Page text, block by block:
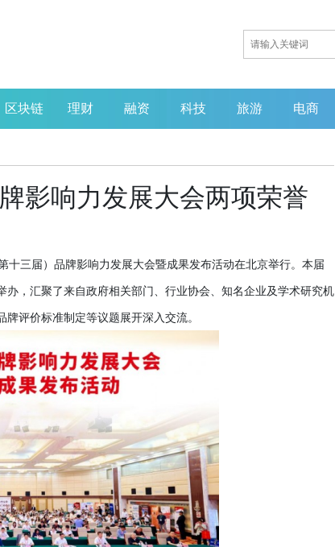
区块链 理财 融资 科技 旅游 电商
影响力发展大会两项荣誉
十三届）品牌影响力发展大会暨成果发布活动在北京举行。本届
，汇聚了来自政府相关部门、行业协会、知名企业及学术研究机
评价标准制定等议题展开深入交流。